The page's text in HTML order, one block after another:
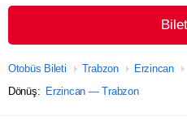
Otobüs Bileti Trabzon Erzincan
Dönüş: Erzincan — Trabzon